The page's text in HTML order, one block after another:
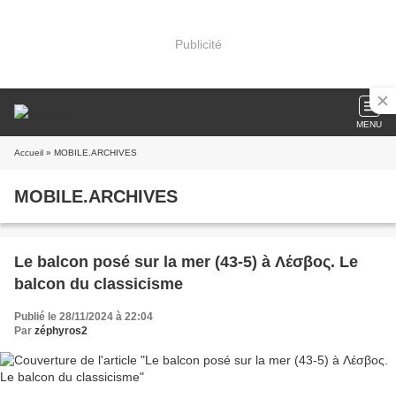
Publicité
MENU
Accueil » MOBILE.ARCHIVES
MOBILE.ARCHIVES
Le balcon posé sur la mer (43-5) à Λέσβος. Le
balcon du classicisme
Publié le 28/11/2024 à 22:04
Par zéphyros2